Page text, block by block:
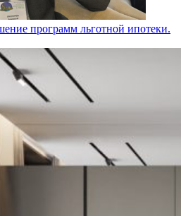
программ льготной ипотеки.